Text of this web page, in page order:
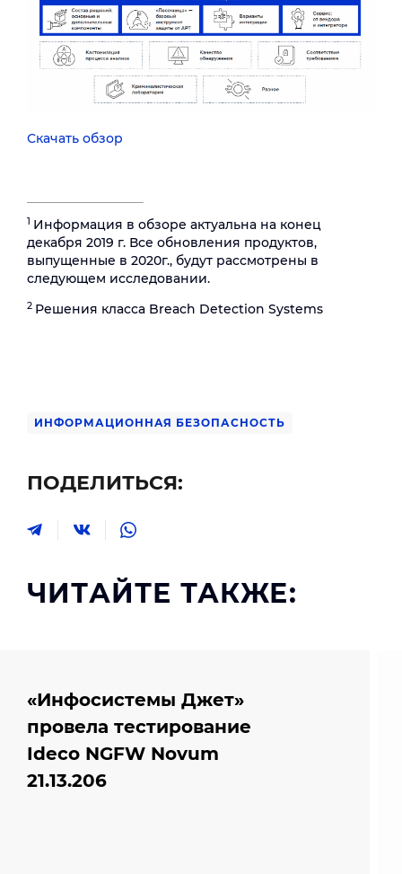
Скачать обзор
1 Информация в обзоре актуальна на конец
декабря 2019 г. Все обновления продуктов,
выпущенные в 2020г., будут рассмотрены в
следующем исследовании.
2 Решения класса Breach Detection Systems
ИНФОРМАЦИОННАЯ БЕЗОПАСНОСТЬ
ПОДЕЛИТЬСЯ:
ЧИТАЙТЕ ТАКЖЕ:
«Инфосистемы Джет»
провела тестирование
Ideco NGFW Novum
21.13.206